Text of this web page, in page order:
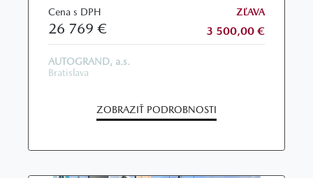
Cena s DPH
26 769 €
ZĽAVA
3 500,00 €
AUTOGRAND, a.s.
Bratislava
ZOBRAZIŤ PODROBNOSTI